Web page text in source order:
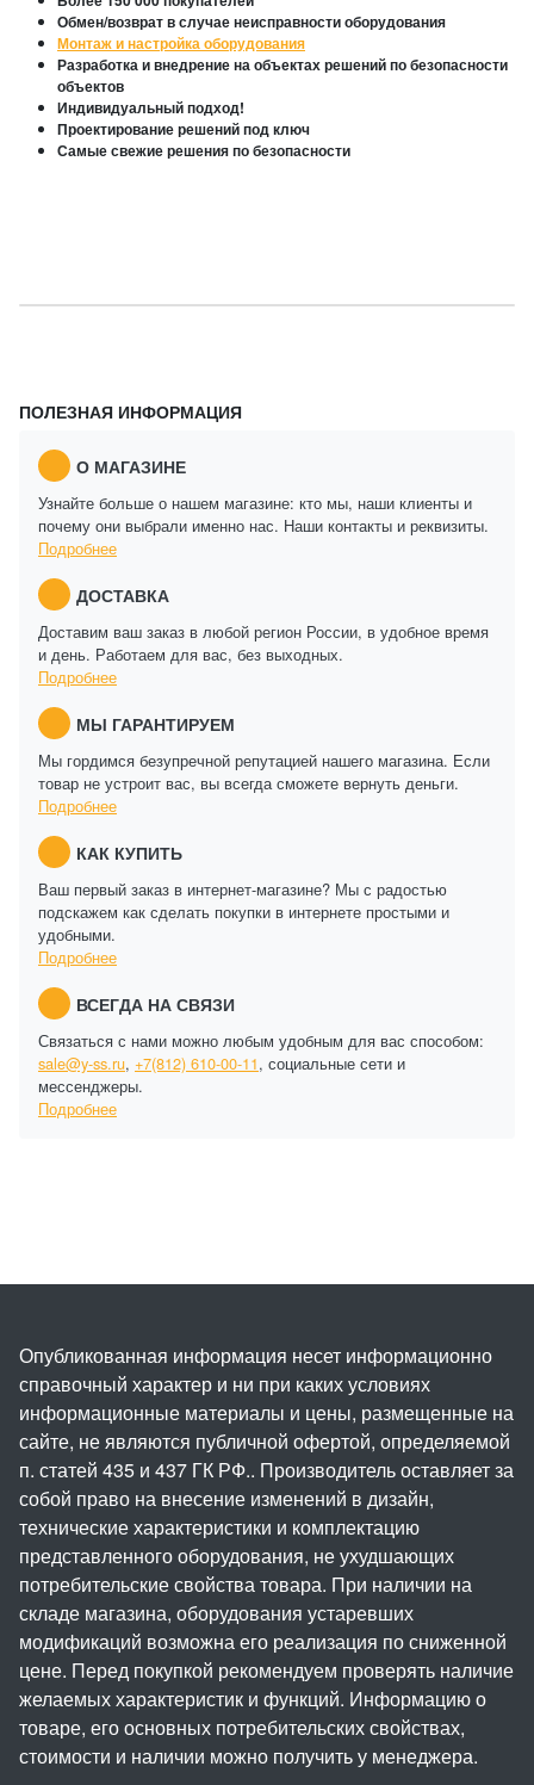
Обмен/возврат в случае неисправности оборудования
Монтаж и настройка оборудования
Разработка и внедрение на объектах решений по безопасности
объектов
Индивидуальный подход!
Проектирование решений под ключ
Самые свежие решения по безопасности
ПОЛЕЗНАЯ ИНФОРМАЦИЯ
О МАГАЗИНЕ
Узнайте больше о нашем магазине: кто мы, наши клиенты и
почему они выбрали именно нас. Наши контакты и реквизиты.
Подробнее
ДОСТАВКА
Доставим ваш заказ в любой регион России, в удобное время
и день. Работаем для вас, без выходных.
Подробнее
МЫ ГАРАНТИРУЕМ
Мы гордимся безупречной репутацией нашего магазина. Если
товар не устроит вас, вы всегда сможете вернуть деньги.
Подробнее
КАК КУПИТЬ
Ваш первый заказ в интернет-магазине? Мы с радостью
подскажем как сделать покупки в интернете простыми и
удобными.
Подробнее
ВСЕГДА НА СВЯЗИ
Связаться с нами можно любым удобным для вас способом:
sale@y-ss.ru, +7(812) 610-00-11, социальные сети и
мессенджеры.
Подробнее
Опубликованная информация несет информационно
справочный характер и ни при каких условиях
информационные материалы и цены, размещенные на
сайте, не являются публичной офертой, определяемой
п. статей 435 и 437 ГК РФ.. Производитель оставляет за
собой право на внесение изменений в дизайн,
технические характеристики и комплектацию
представленного оборудования, не ухудшающих
потребительские свойства товара. При наличии на
складе магазина, оборудования устаревших
модификаций возможна его реализация по сниженной
цене. Перед покупкой рекомендуем проверять наличие
желаемых характеристик и функций. Информацию о
товаре, его основных потребительских свойствах,
стоимости и наличии можно получить у менеджера.